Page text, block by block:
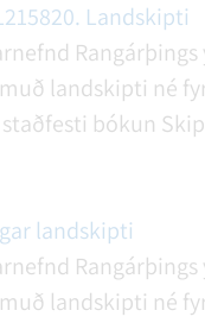
Landskipti
Rangárþings
landskipti né
bókun
landskipti
Rangárþings
landskipti né